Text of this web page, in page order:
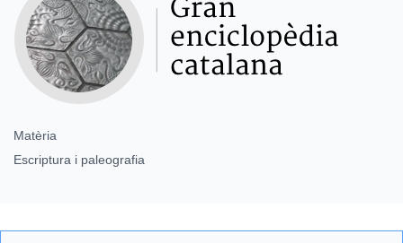
Matèria
Escriptura i paleografia